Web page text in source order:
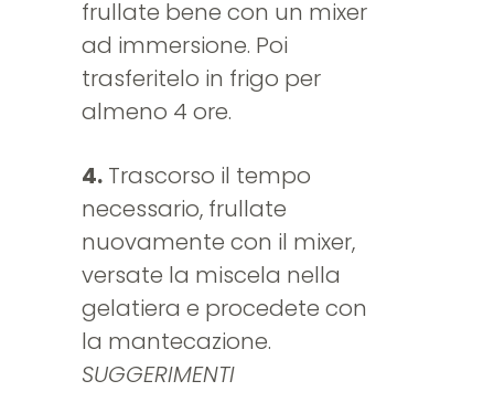
frullate bene con un mixer
ad immersione. Poi
trasferitelo in frigo per
almeno 4 ore.
4. Trascorso il tempo
necessario, frullate
nuovamente con il mixer,
versate la miscela nella
gelatiera e procedete con
la mantecazione.
SUGGERIMENTI